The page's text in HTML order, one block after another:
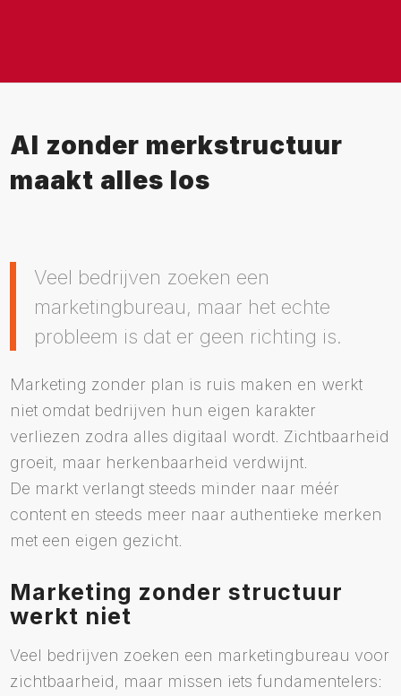
AI zonder merkstructuur
maakt alles los
Veel bedrijven zoeken een
marketingbureau, maar het echte
probleem is dat er geen richting is.
Marketing zonder plan is ruis maken en werkt
niet omdat bedrijven hun eigen karakter
verliezen zodra alles digitaal wordt. Zichtbaarheid
groeit, maar herkenbaarheid verdwijnt.
De markt verlangt steeds minder naar méér
content en steeds meer naar authentieke merken
met een eigen gezicht.
Marketing zonder structuur
werkt niet
Veel bedrijven zoeken een marketingbureau voor
zichtbaarheid, maar missen iets fundamentelers: